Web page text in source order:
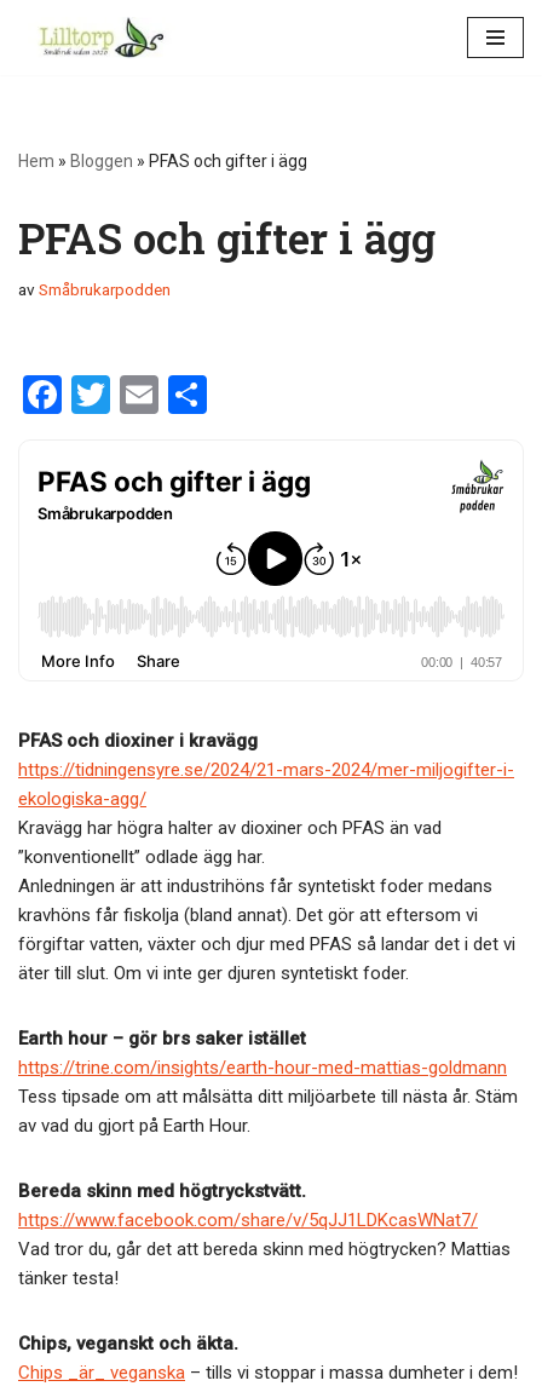
Hem » Bloggen » PFAS och gifter i ägg
PFAS och gifter i ägg
avSmåbrukarpodden
F
ce
b
o
k
T
tt
er
E
ail a
PFAS och dioxiner i kravägg
https://tidningensyre.se/2024/21-mars-2024/mer-miljogifter-i-
ekologiska-agg/
Kravägg har högra halter av dioxiner och PFAS än vad
”konventionellt” odlade ägg har.
Anledningen är att industrihöns får syntetiskt foder medans
kravhöns får fiskolja (bland annat). Det gör att eftersom vi
förgiftar vatten, växter och djur med PFAS så landar det i det vi
äter till slut. Om vi inte ger djuren syntetiskt foder.
Earth hour – gör brs saker istället
https://trine.com/insights/earth-hour-med-mattias-goldmann
Tess tipsade om att målsätta ditt miljöarbete till nästa år. Stäm
av vad du gjort på Earth Hour.
Bereda skinn med högtryckstvätt.
https://www.facebook.com/share/v/5qJJ1LDKcasWNat7/
Vad tror du, går det att bereda skinn med högtrycken? Mattias
tänker testa!
Chips, veganskt och äkta.
Chips _är_ veganska – tills vi stoppar i massa dumheter i dem!